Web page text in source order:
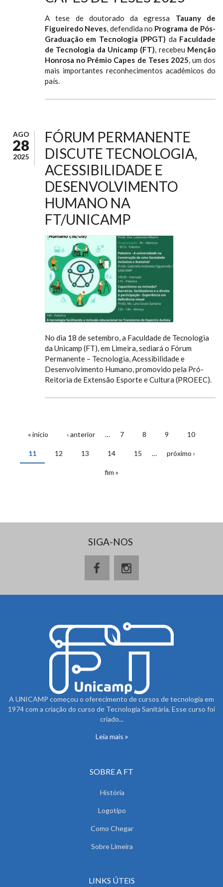
A tese de doutorado da egressa Tauany de
Figueiredo Neves, defendida no Programa de Pós-
Graduação em Tecnologia (PPGT) da Faculdade
de Tecnologia da Unicamp (FT), recebeu Menção
Honrosa no Prêmio Capes de Teses 2025, um dos
mais importantes reconhecimentos acadêmicos do
país.
AGO
28
2025
FÓRUM PERMANENTE
DISCUTE TECNOLOGIA,
ACESSIBILIDADE E
DESENVOLVIMENTO
HUMANO NA
FT/UNICAMP
No dia 18 de setembro, a Faculdade de Tecnologia
da Unicamp (FT), em Limeira, sediará o Fórum
Permanente – Tecnologia, Acessibilidade e
Desenvolvimento Humano, promovido pela Pró-
Reitoria de Extensão Esporte e Cultura (PROEEC).
« início ‹ anterior … 7 8 9 10
11 12 13 14 15 … próximo ›
fim »
SIGA-NOS
A UNICAMP começou o oferecimento de cursos de tecnologia em
1974 com a criação do curso de Tecnologia Sanitária. Esse curso foi
criado...
Leia mais
SOBRE A FT
História
Logotipo
Como Chegar
Sobre Limeira
LINKS ÚTEIS